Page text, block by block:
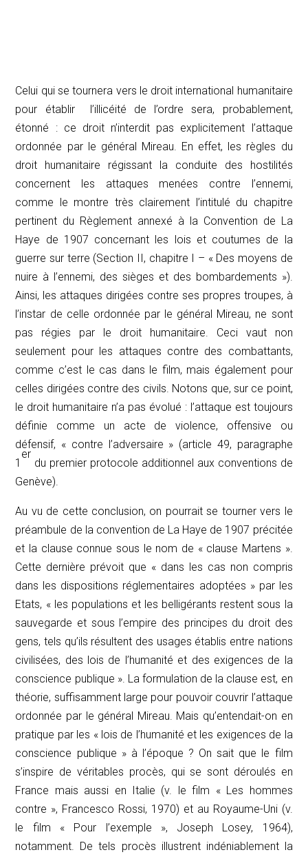
Celui qui se tournera vers le droit international humanitaire
pour établir l’illicéité de l’ordre sera, probablement,
étonné : ce droit n’interdit pas explicitement l’attaque
ordonnée par le général Mireau. En effet, les règles du
droit humanitaire régissant la conduite des hostilités
concernent les attaques menées contre l’ennemi,
comme le montre très clairement l’intitulé du chapitre
pertinent du Règlement annexé à la Convention de La
Haye de 1907 concernant les lois et coutumes de la
guerre sur terre (Section II, chapitre I – « Des moyens de
nuire à l’ennemi, des sièges et des bombardements »).
Ainsi, les attaques dirigées contre ses propres troupes, à
l’instar de celle ordonnée par le général Mireau, ne sont
pas régies par le droit humanitaire. Ceci vaut non
seulement pour les attaques contre des combattants,
comme c’est le cas dans le film, mais également pour
celles dirigées contre des civils. Notons que, sur ce point,
le droit humanitaire n’a pas évolué : l’attaque est toujours
définie comme un acte de violence, offensive ou
défensif, « contre l’adversaire » (article 49, paragraphe
1
er
du premier protocole additionnel aux conventions de
Genève).
Au vu de cette conclusion, on pourrait se tourner vers le
préambule de la convention de La Haye de 1907 précitée
et la clause connue sous le nom de « clause Martens ».
Cette dernière prévoit que « dans les cas non compris
dans les dispositions réglementaires adoptées » par les
Etats, « les populations et les belligérants restent sous la
sauvegarde et sous l’empire des principes du droit des
gens, tels qu’ils résultent des usages établis entre nations
civilisées, des lois de l’humanité et des exigences de la
conscience publique ». La formulation de la clause est, en
théorie, suffisamment large pour pouvoir couvrir l’attaque
ordonnée par le général Mireau. Mais qu’entendait-on en
pratique par les « lois de l’humanité et les exigences de la
conscience publique » à l’époque ? On sait que le film
s’inspire de véritables procès, qui se sont déroulés en
France mais aussi en Italie (v. le film « Les hommes
contre », Francesco Rossi, 1970) et au Royaume-Uni (v.
le film « Pour l’exemple », Joseph Losey, 1964),
notamment. De tels procès illustrent indéniablement la